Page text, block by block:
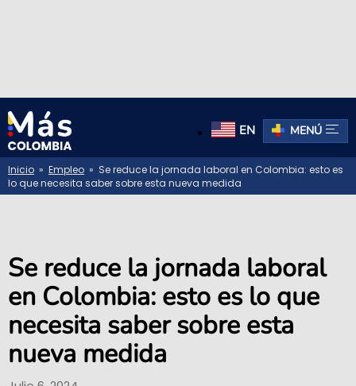
EN MENÚ
Inicio » Empleo » Se reduce la jornada laboral en Colombia: esto es
lo que necesita saber sobre esta nueva medida
Se reduce la jornada laboral
en Colombia: esto es lo que
necesita saber sobre esta
nueva medida